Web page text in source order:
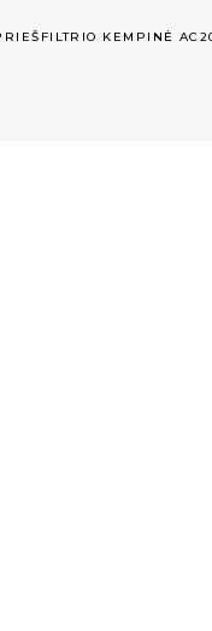
KEMPINĖ